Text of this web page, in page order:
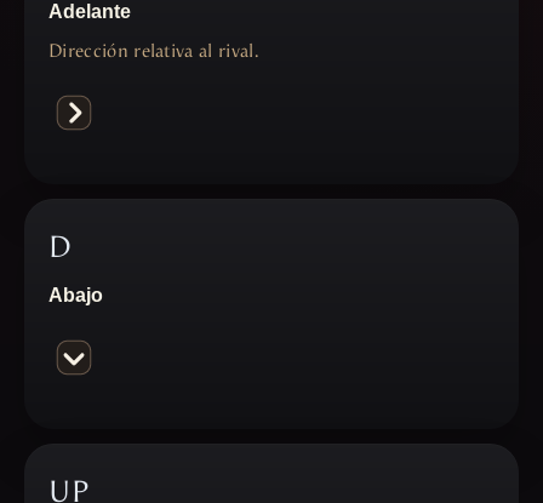
Adelante
Dirección relativa al rival.
D
Abajo
UP